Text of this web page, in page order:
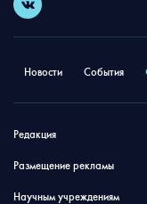
Новости События
Редакция
Размещение рекламы
Научным учреждениям